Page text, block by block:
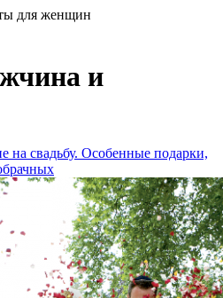
для женщин
и
на свадьбу. Особенные подарки,